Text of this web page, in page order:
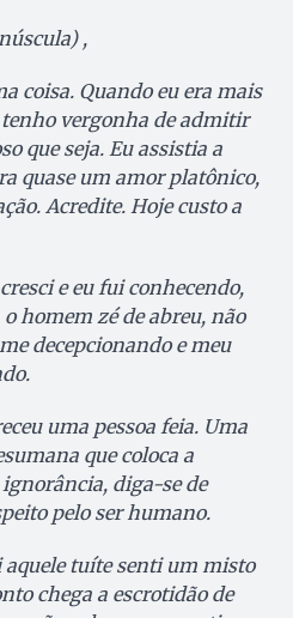
,
coisa. Quando eu era mais
tenho vergonha de admitir
que seja. Eu assistia a
quase um amor platônico,
Acredite. Hoje custo a
e eu fui conhecendo,
homem zé de abreu, não
decepcionando e meu
uma pessoa feia. Uma
que coloca a
diga-se de
pelo ser humano.
aquele tuíte senti um misto
chega a escrotidão de